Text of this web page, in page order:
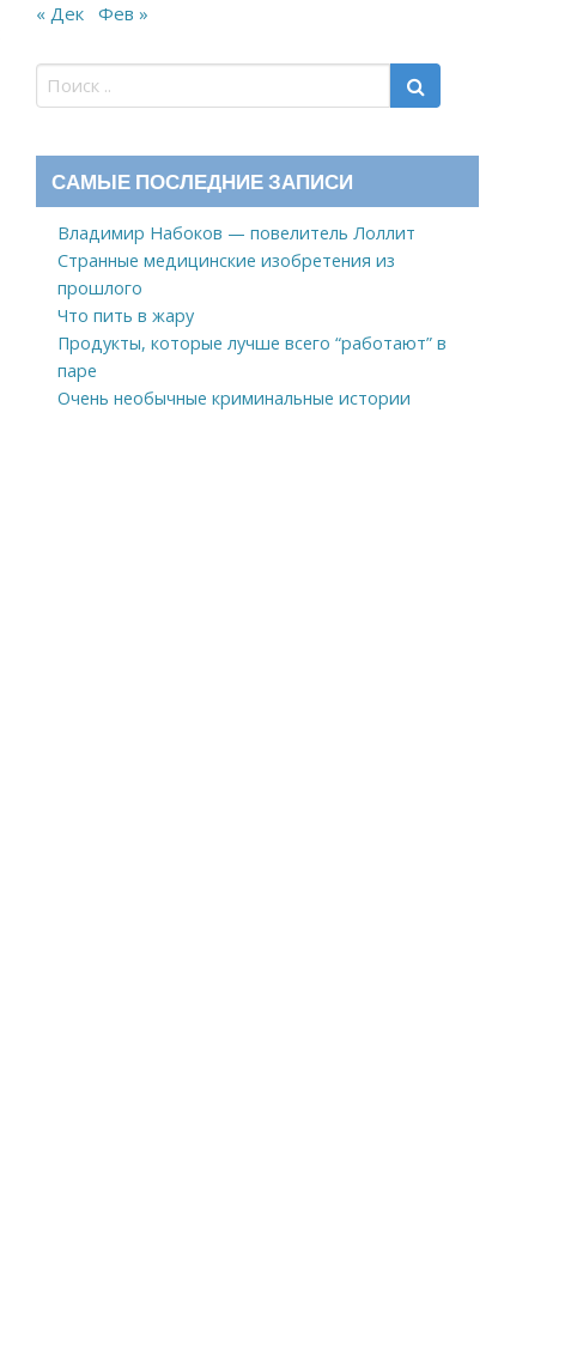
« Дек Фев »
САМЫЕ ПОСЛЕДНИЕ ЗАПИСИ
Владимир Набоков — повелитель Лоллит
Странные медицинские изобретения из
прошлого
Что пить в жару
Продукты, которые лучше всего “работают” в
паре
Очень необычные криминальные истории